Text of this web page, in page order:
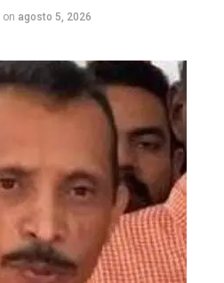
on agosto 5, 2026